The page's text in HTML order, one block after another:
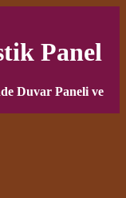
Panel
Duvar Paneli ve